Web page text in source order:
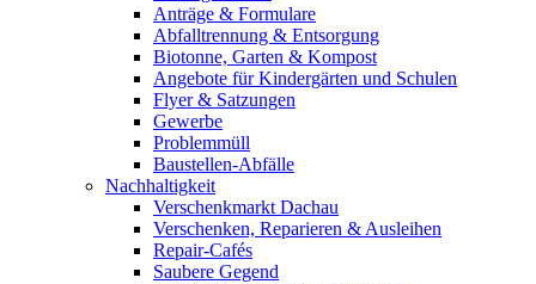
Anträge & Formulare
Abfalltrennung & Entsorgung
Biotonne, Garten & Kompost
Angebote für Kindergärten und Schulen
Flyer & Satzungen
Gewerbe
Problemmüll
Baustellen-Abfälle
Nachhaltigkeit
Verschenkmarkt Dachau
Verschenken, Reparieren & Ausleihen
Repair-Cafés
Saubere Gegend